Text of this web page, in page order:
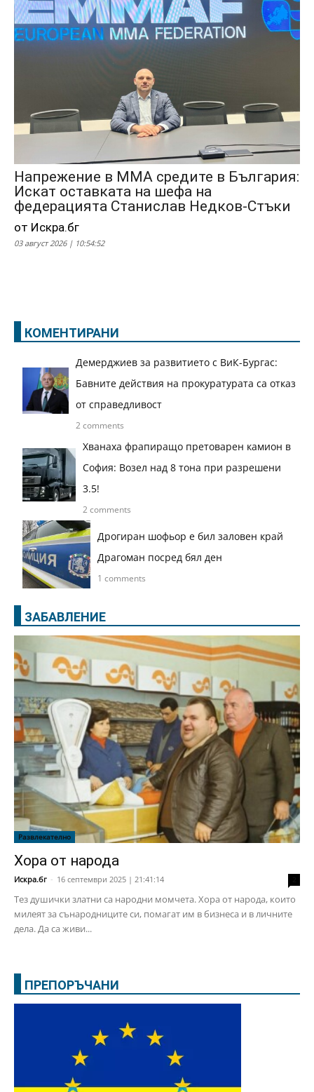
Напрежение в ММА средите в България:
Искат оставката на шефа на
федерацията Станислав Недков-Стъки
от Искра.бг
03 август 2026 | 10:54:52
КОМЕНТИРАНИ
Демерджиев за развитието с ВиК-Бургас:
Бавните действия на прокуратурата са отказ
от справедливост
2 comments
Хванаха фрапиращо претоварен камион в
София: Возел над 8 тона при разрешени
3.5!
2 comments
Дрогиран шофьор е бил заловен край
Драгоман посред бял ден
1 comments
ЗАБАВЛЕНИЕ
Развлекателно
Хора от народа
Искра.бг - 16 септември 2025 | 21:41:14
Тез душички златни са народни момчета. Хора от народа, които
милеят за сънародниците си, помагат им в бизнеса и в личните
дела. Да са живи...
ПРЕПОРЪЧАНИ